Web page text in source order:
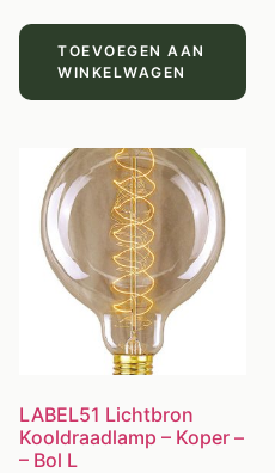
TOEVOEGEN AAN
WINKELWAGEN
LABEL51 Lichtbron
Kooldraadlamp – Koper –
– Bol L